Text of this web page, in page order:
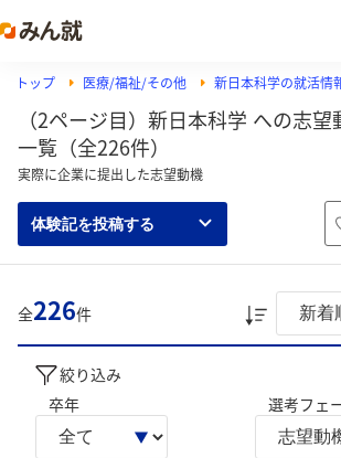
トップ 医療/福祉/その他 新日本科学の就活情
（2ページ目）新日本科学 への志
一覧（全226件）
実際に企業に提出した志望動機
体験記を投稿する
全226件
絞り込み
卒年
選考フェ